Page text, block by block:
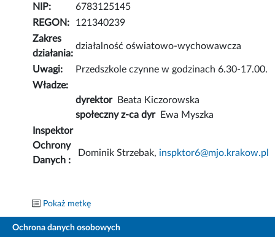
NIP:
6783125145
REGON:
121340239
Zakres
działania:
działalność oświatowo-wychowawcza
Uwagi:
Przedszkole czynne w godzinach 6.30-17.00.
Władze:
dyrektorBeata Kiczorowska
społeczny z-ca dyrEwa Myszka
Inspektor
Ochrony
Danych :
Dominik Strzebak, inspktor6@mjo.krakow.pl
Pokaż metkę
Ochrona danych osobowych